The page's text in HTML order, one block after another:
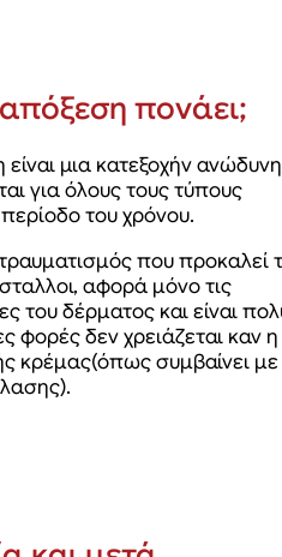
πονάει;
μια κατεξοχήν ανώδυνη
για όλους τους τύπους
του χρόνου.
που προκαλεί
αφορά μόνο τις
του δέρματος και είναι
φορές δεν χρειάζεται καν η
κρέμας(όπως συμβαίνει με